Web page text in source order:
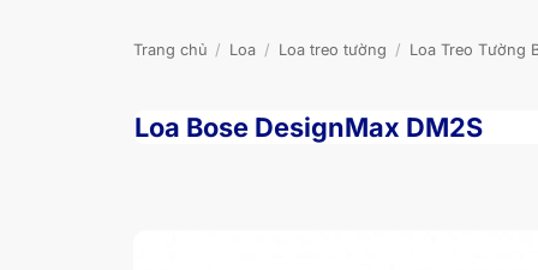
Trang chủ / Loa / Loa treo tường / Loa Treo Tường
Loa Bose DesignMax DM2S